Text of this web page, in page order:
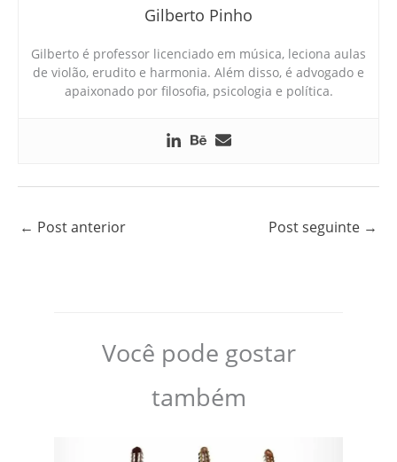
Gilberto Pinho
Gilberto é professor licenciado em música, leciona aulas
de violão, erudito e harmonia. Além disso, é advogado e
apaixonado por filosofia, psicologia e política.
← Post anterior Post seguinte →
Você pode gostar
também